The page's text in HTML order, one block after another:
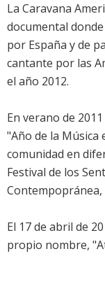
La Caravana
documental
por España y de
cantante por las
el año 2012.
En verano de
"Año de la Música
comunidad en
Festival de los
El 17 de abril de
propio nombre,